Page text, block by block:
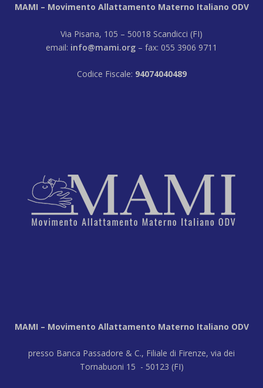
MAMI – Movimento Allattamento Materno Italiano ODV
Via Pisana, 105 – 50018 Scandicci (FI)
email: info@mami.org – fax: 055 3906 9711
Codice Fiscale: 94074040489
MAMI – Movimento Allattamento Materno Italiano ODV
presso Banca Passadore & C., Filiale di Firenze, via dei
Tornabuoni 15 - 50123 (FI)